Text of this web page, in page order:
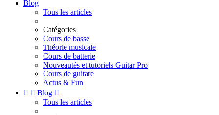
Blog
Tous les articles
Catégories
Cours de basse
Théorie musicale
Cours de batterie
Nouveautés et tutoriels Guitar Pro
Cours de guitare
Actus & Fun
  Blog 
Tous les articles